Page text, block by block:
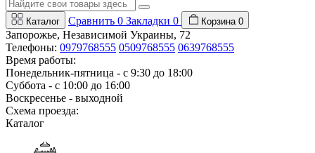
Каталог Сравнить 0 Закладки 0 Корзина 0
Запорожье, Независимой Украины, 72
Телефоны: 0979768555 0509768555 0639768555
Время работы:
Понедельник-пятница - с 9:30 до 18:00
Суббота - с 10:00 до 16:00
Воскресенье - выходной
Схема проезда:
Каталог